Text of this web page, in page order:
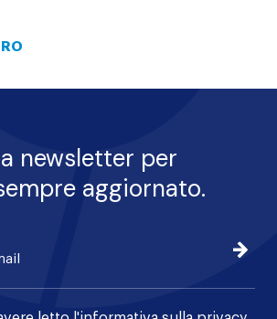
newsletter per
aggiornato.
Iscrivi